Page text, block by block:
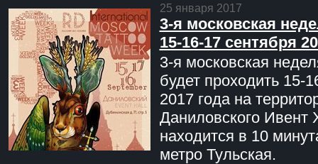
25 января 2017
3-я московская
15-16-17 сентября
3-я московская
будет проходить 15-
2017 года на
Даниловского Ивент
находится в 10
метро Тульская.